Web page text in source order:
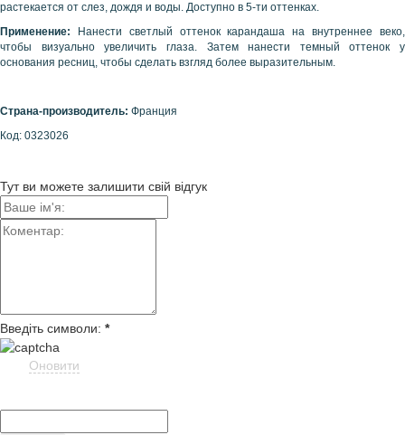
растекается от слез, дождя и воды. Доступно в 5-ти оттенках.
Применение:
Нанести светлый оттенок карандаша на внутреннее веко,
чтобы визуально увеличить глаза. Затем нанести темный оттенок у
основания ресниц, чтобы сделать взгляд более выразительным.
Страна-производитель: Франция
Код: 0323026
Тут ви можете залишити свій відгук
Введіть символи: *
Оновити